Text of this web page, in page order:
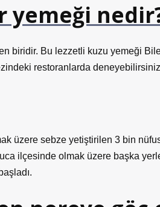
yemeği
biridir. Bu lezzetli kuzu yemeği
restoranlarda
üzere sebze yetiştirilen 3 bin
ilçesinde olmak üzere başka